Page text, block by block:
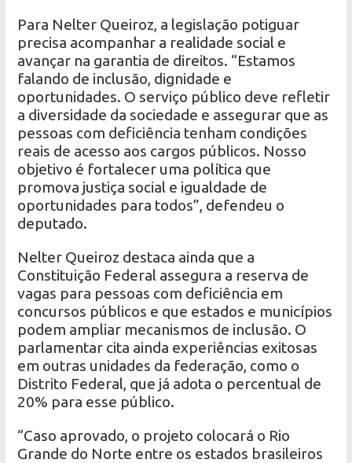
Para Nelter Queiroz, a legislação potiguar
precisa acompanhar a realidade social e
avançar na garantia de direitos. “Estamos
falando de inclusão, dignidade e
oportunidades. O serviço público deve refletir
a diversidade da sociedade e assegurar que as
pessoas com deficiência tenham condições
reais de acesso aos cargos públicos. Nosso
objetivo é fortalecer uma política que
promova justiça social e igualdade de
oportunidades para todos”, defendeu o
deputado.
Nelter Queiroz destaca ainda que a
Constituição Federal assegura a reserva de
vagas para pessoas com deficiência em
concursos públicos e que estados e municípios
podem ampliar mecanismos de inclusão. O
parlamentar cita ainda experiências exitosas
em outras unidades da federação, como o
Distrito Federal, que já adota o percentual de
20% para esse público.
“Caso aprovado, o projeto colocará o Rio
Grande do Norte entre os estados brasileiros